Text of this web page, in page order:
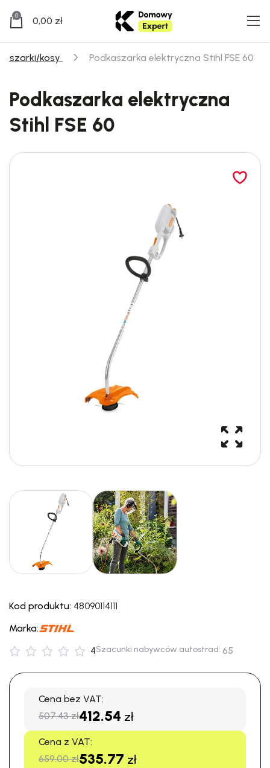
0 0,00 zł
kosy Podkaszarka elektryczna Stihl FSE 60
Podkaszarka elektryczna
Stihl FSE 60
Kod produktu: 48090114111
Marka:
4Szacunki nabywców autostrad: 65
Cena bez VAT:
507.43 zł412.54 zł
Cena z VAT:
659.00 zł535.77 zł